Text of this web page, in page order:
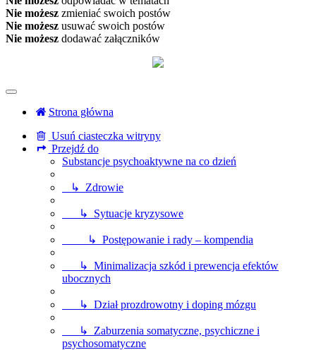
Nie możesz zmieniać swoich postów
Nie możesz usuwać swoich postów
Nie możesz dodawać załączników
Strona główna
Usuń ciasteczka witryny
Przejdź do
Substancje psychoaktywne na co dzień
↳ Zdrowie
↳ Sytuacje kryzysowe
↳ Postępowanie i rady – kompendia
↳ Minimalizacja szkód i prewencja efektów
ubocznych
↳ Dział prozdrowotny i doping mózgu
↳ Zaburzenia somatyczne, psychiczne i
psychosomatyczne